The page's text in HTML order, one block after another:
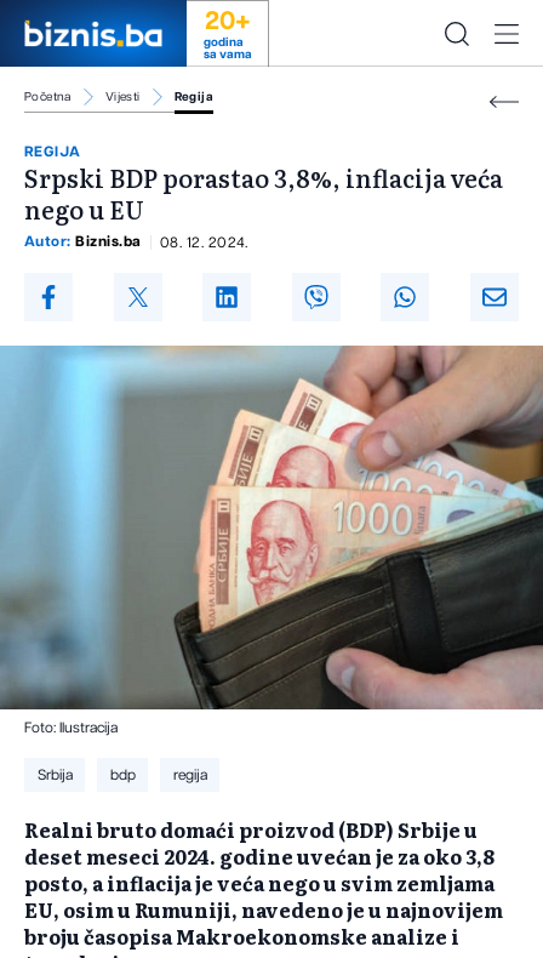
20+
godina
sa vama
Početna Vijesti Regija
REGIJA
Srpski BDP porastao 3,8%, inflacija veća
nego u EU
Autor: Biznis.ba 08. 12. 2024.
Foto: Ilustracija
Srbija bdp regija
Realni bruto domaći proizvod (BDP) Srbije u
deset meseci 2024. godine uvećan je za oko 3,8
posto, a inflacija je veća nego u svim zemljama
EU, osim u Rumuniji, navedeno je u najnovijem
broju časopisa Makroekonomske analize i